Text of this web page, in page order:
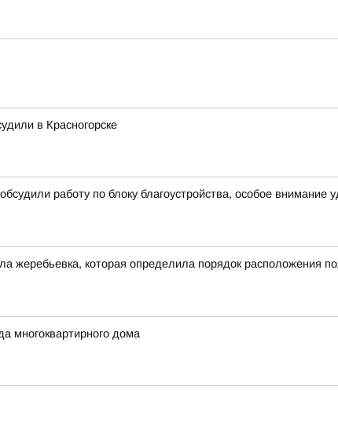
в Красногорске
работу по блоку благоустройства, особое внимание
жеребьевка, которая определила порядок расположения
многоквартирного дома